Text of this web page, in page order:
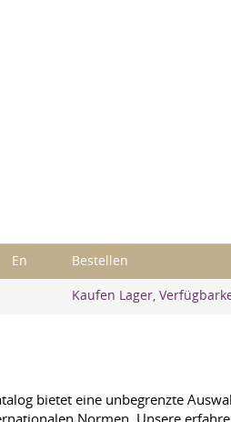
En Bestellen
Kaufen Lager,
bietet eine unbegrenzte
Normen. Unsere